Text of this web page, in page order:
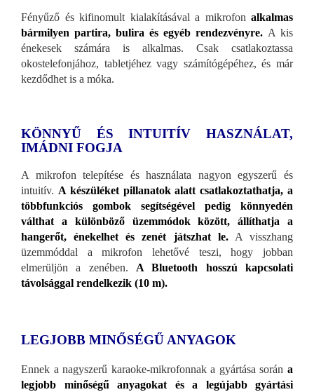
Fényűző és kifinomult kialakításával a mikrofon alkalmas
bármilyen partira, bulira és egyéb rendezvényre. A kis
énekesek számára is alkalmas. Csak csatlakoztassa
okostelefonjához, tabletjéhez vagy számítógépéhez, és már
kezdődhet is a móka.
KÖNNYŰ ÉS INTUITÍV HASZNÁLAT,
IMÁDNI FOGJA
A mikrofon telepítése és használata nagyon egyszerű és
intuitív. A készüléket pillanatok alatt csatlakoztathatja, a
többfunkciós gombok segítségével pedig könnyedén
válthat a különböző üzemmódok között, állíthatja a
hangerőt, énekelhet és zenét játszhat le.A visszhang
üzemmóddal a mikrofon lehetővé teszi, hogy jobban
elmerüljön a zenében. A Bluetooth hosszú kapcsolati
távolsággal rendelkezik (10 m).
LEGJOBB MINŐSÉGŰ ANYAGOK
Ennek a nagyszerű karaoke-mikrofonnak a gyártása során a
legjobb minőségű anyagokat és a legújabb gyártási